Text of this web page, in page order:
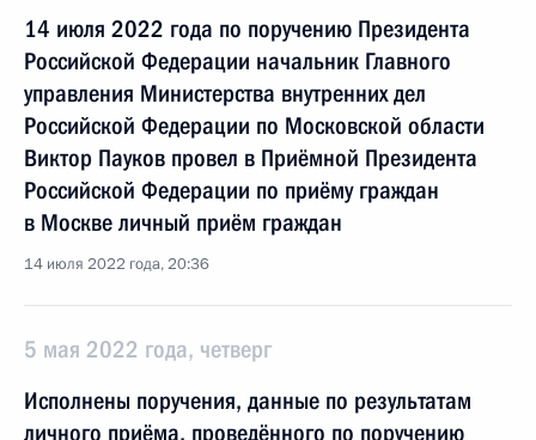
14 июля 2022 года по поручению Президента
Российской Федерации начальник Главного
управления Министерства внутренних дел
Российской Федерации по Московской области
Виктор Пауков провел в Приёмной Президента
Российской Федерации по приёму граждан
в Москве личный приём граждан
14 июля 2022 года, 20:36
5 мая 2022 года, четверг
Исполнены поручения, данные по результатам
личного приёма, проведённого по поручению